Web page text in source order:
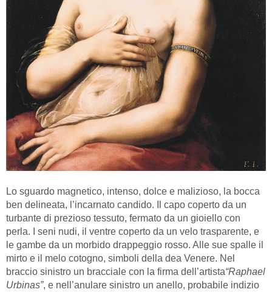
Lo sguardo magnetico, intenso, dolce e malizioso, la bocca
ben delineata, l’incarnato candido. Il capo coperto da un
turbante di prezioso tessuto, fermato da un gioiello con
perla. I seni nudi, il ventre coperto da un velo trasparente, e
le gambe da un morbido drappeggio rosso. Alle sue spalle il
mirto e il melo cotogno, simboli della dea Venere. Nel
braccio sinistro un bracciale con la firma dell’artista“Raphael
Urbinas”, e nell’anulare sinistro un anello, probabile indizio